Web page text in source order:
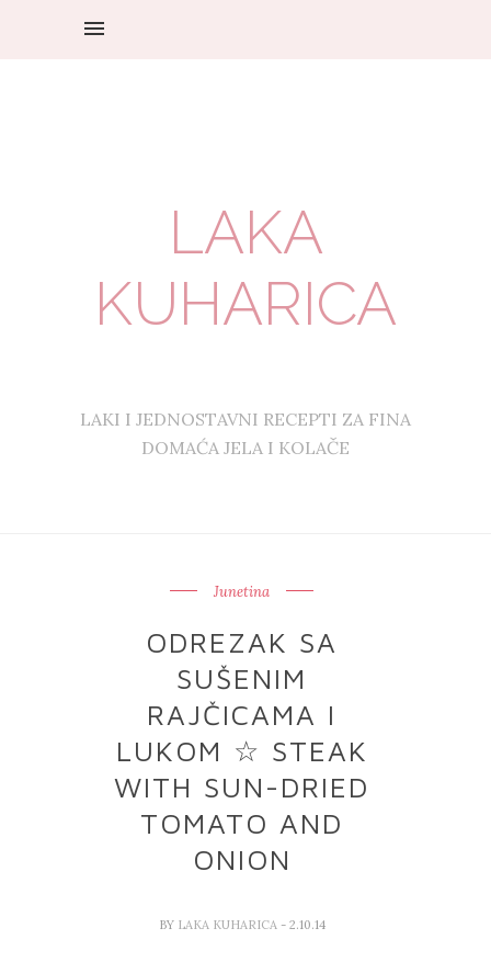
LAKA
KUHARICA
LAKI I JEDNOSTAVNI RECEPTI ZA FINA
DOMAĆA JELA I KOLAČE
Junetina
ODREZAK SA
SUŠENIM
RAJČICAMA I
LUKOM ☆ STEAK
WITH SUN-DRIED
TOMATO AND
ONION
BY LAKA KUHARICA - 2.10.14